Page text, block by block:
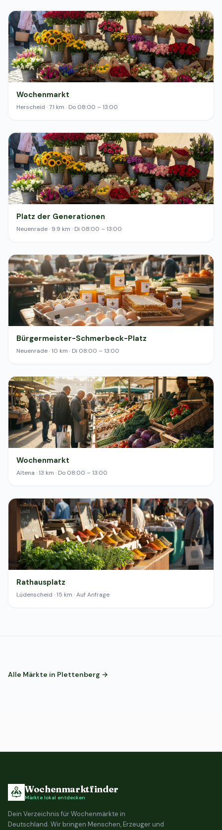
Wochenmarkt
Herscheid · 7.1 km · Do 08:00 – 13:00
Platz der Generationen
Neuenrade · 9.9 km · Di 08:00 – 13:00
Bürgermeister-Schmerbeck-Platz
Neuenrade · 10 km · Di 08:00 – 13:00
Wochenmarkt
Altena · 13 km · Do 08:00 – 13:00
Rathausplatz
Lüdenscheid · 15 km · Auf Anfrage
Alle Märkte in Plettenberg →
Wochenmarktfinder
Märkte lokal entdecken
Dein Verzeichnis für Wochenmärkte in
Deutschland. Wir bringen Menschen, Erzeuger und